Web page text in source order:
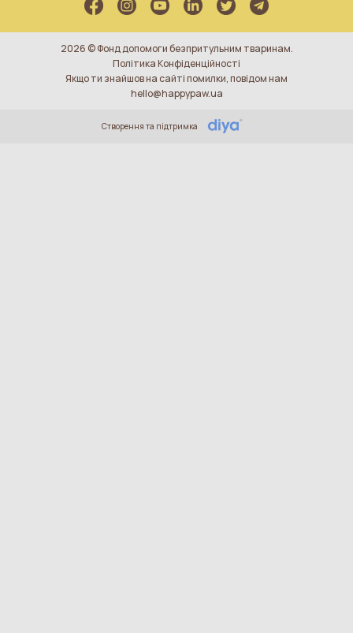
2026 © Фонд допомоги безпритульним тваринам.
Політика Конфіденційності
Якщо ти знайшов на сайті помилки, повідом нам
hello@happypaw.ua
Створення та підтримка